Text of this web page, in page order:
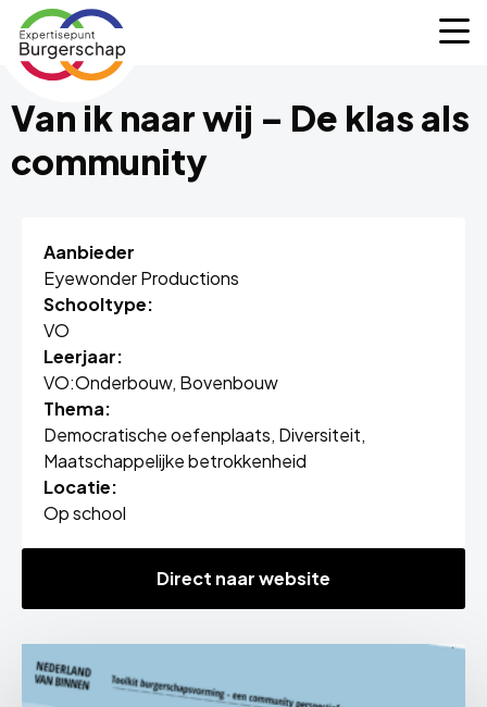
Expertisepunt
Burgerschap
Van ik naar wij – De klas als
community
Aanbieder
Eyewonder Productions
Schooltype:
VO
Leerjaar:
VO:Onderbouw, Bovenbouw
Thema:
Democratische oefenplaats, Diversiteit,
Maatschappelijke betrokkenheid
Locatie:
Op school
Direct naar website